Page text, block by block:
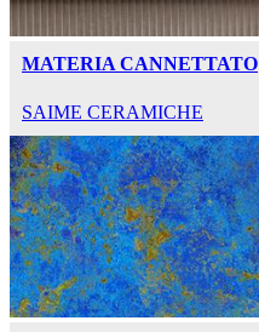
MATERIA CANNETTATO
SAIME CERAMICHE